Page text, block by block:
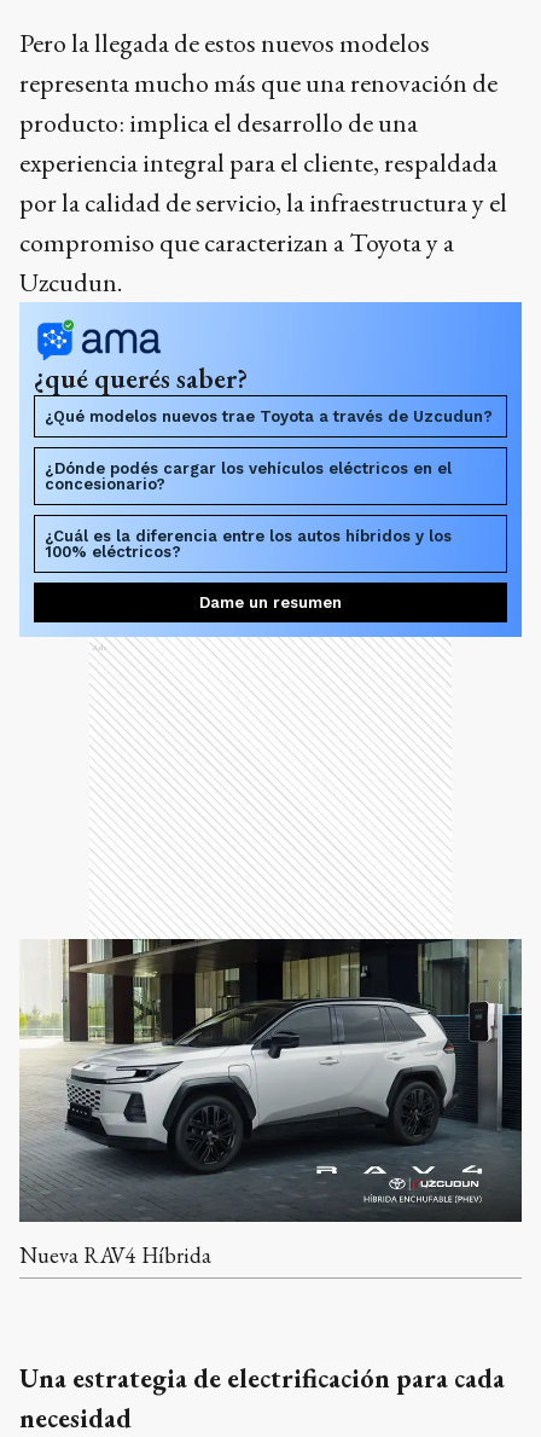
Pero la llegada de estos nuevos modelos
representa mucho más que una renovación de
producto: implica el desarrollo de una
experiencia integral para el cliente, respaldada
por la calidad de servicio, la infraestructura y el
compromiso que caracterizan a Toyota y a
Uzcudun.
¿qué querés saber?
¿Qué modelos nuevos trae Toyota a través de Uzcudun?
¿Dónde podés cargar los vehículos eléctricos en el
concesionario?
¿Cuál es la diferencia entre los autos híbridos y los
100% eléctricos?
Dame un resumen
Ads
Nueva RAV4 Híbrida
Una estrategia de electrificación para cada
necesidad